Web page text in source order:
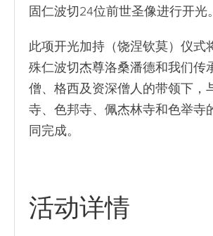
固仁波切24位前世圣像进行开光。
此项开光加持（饶涅钦莫）仪式
殊仁波切杰尊洛桑潘德和我们传
僧、格西及资深僧人的带领下，
寺、色邦寺、佩杰林寺和色举寺
同完成。
活动详情